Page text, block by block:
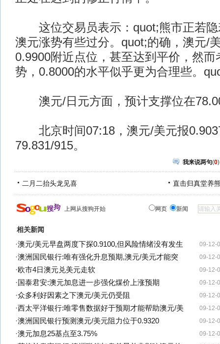
这位交易员表示：quot;熊市正若隐
澳元涨势有些过分。quot;的确，澳元/
0.9900附近点位，甚至达到平价，然
势，0.8000的水平似乎更为合理些。
澳元/日元方面，预计支撑位在
北京时间07:18，澳元/美元报
79.831/915。
我来说两句(0)
二月二抬头龙见喜 直击归真堂养
上网从搜狗开始 网页 新闻
相关新闻
09-12-
·澳元/美元早盘两度下探0.9100,但风险情绪没有发生
09-12-
·澳洲国民银行:唯有强化升息预期,澳元/美元才能突
09-12-
·欧市4日澳元兑美元走软
09-12-
· 国泰君安:澳元加息进一步强化煤价上涨预期
09-12-
·众多利好因素之下澳元/美元仍受阻
09-12-
·西太平洋银行:唯零售数据好于预期才能帮助澳元/美
09-12-
·澳洲国民银行预测澳元/美元阻力位于0.9320
09-12-
·澳元加息25基点至3.75%